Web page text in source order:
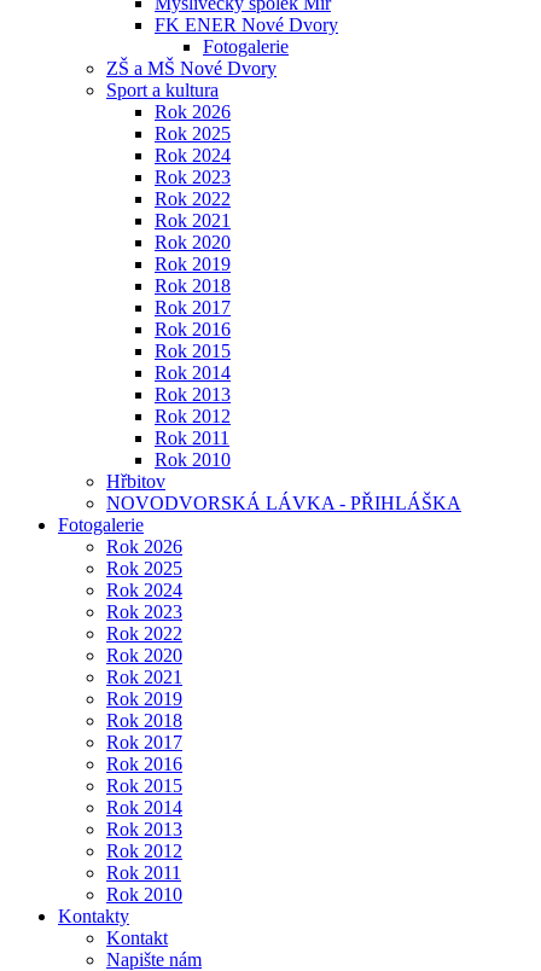
FK ENER Nové Dvory
Fotogalerie
ZŠ a MŠ Nové Dvory
Sport a kultura
Rok 2026
Rok 2025
Rok 2024
Rok 2023
Rok 2022
Rok 2021
Rok 2020
Rok 2019
Rok 2018
Rok 2017
Rok 2016
Rok 2015
Rok 2014
Rok 2013
Rok 2012
Rok 2011
Rok 2010
Hřbitov
NOVODVORSKÁ LÁVKA - PŘIHLÁŠKA
Fotogalerie
Rok 2026
Rok 2025
Rok 2024
Rok 2023
Rok 2022
Rok 2020
Rok 2021
Rok 2019
Rok 2018
Rok 2017
Rok 2016
Rok 2015
Rok 2014
Rok 2013
Rok 2012
Rok 2011
Rok 2010
Kontakty
Kontakt
Napište nám